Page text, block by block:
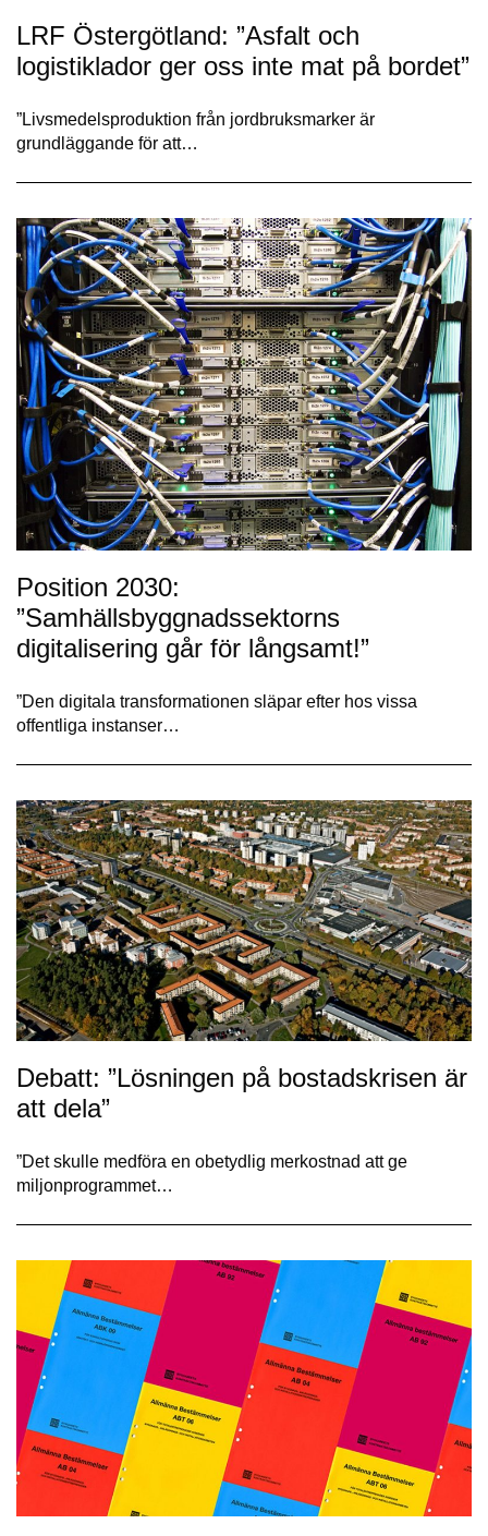
LRF Östergötland: ”Asfalt och
logistiklador ger oss inte mat på bordet”
”Livsmedelsproduktion från jordbruksmarker är
grundläggande för att…
Position 2030:
”Samhällsbyggnadssektorns
digitalisering går för långsamt!”
”Den digitala transformationen släpar efter hos vissa
offentliga instanser…
Debatt: ”Lösningen på bostadskrisen är
att dela”
”Det skulle medföra en obetydlig merkostnad att ge
miljonprogrammet…